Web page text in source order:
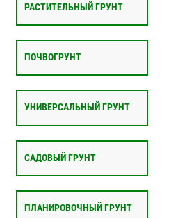
РАСТИТЕЛЬНЫЙ ГРУНТ
ПОЧВОГРУНТ
УНИВЕРСАЛЬНЫЙ ГРУНТ
САДОВЫЙ ГРУНТ
ПЛАНИРОВОЧНЫЙ ГРУНТ